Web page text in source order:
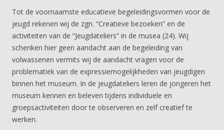
Tot de voornaamste educatieve begeleidingsvormen voor de
jeugd rekenen wij de zgn. “Creatieve bezoeken” en de
activiteiten van de “Jeugdateliers” in de musea (24). Wij
schenken hier geen aandacht aan de begeleiding van
volwassenen vermits wij de aandacht vragen voor de
problematiek van de expressiemogelijkheden van jeugdigen
binnen het museum. In de jeugdateliers leren de jongeren het
museum kennen en beleven tijdens individuele en
groepsactiviteiten door te observeren en zelf creatief te
werken.